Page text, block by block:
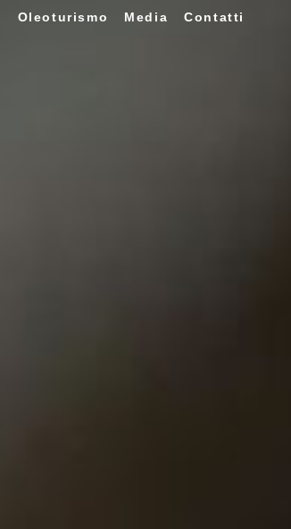
Oleoturismo Media Contatti